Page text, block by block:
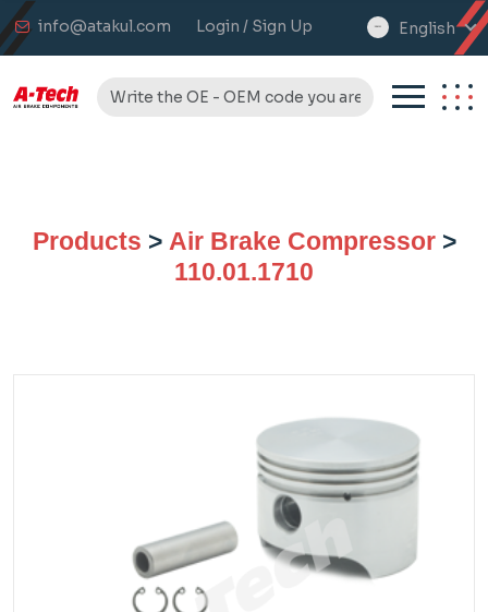
info@atakul.com Login / Sign Up
select
English
Products > Air Brake Compressor>
110.01.1710